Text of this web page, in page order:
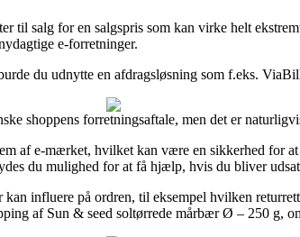
salg for en salgspris som kan virke helt
e-forretninger.
du udnytte en afdragsløsning som f.eks.
shoppens forretningsaftale, men det er
af e-mærket, hvilket kan være en sikkerhed for
du mulighed for at få hjælp, hvis du bliver
influere på ordren, til eksempel hvilken
af Sun & seed soltørrede mårbær Ø – 250 g,